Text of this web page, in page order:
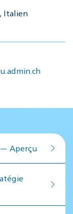
Italien
— Aperçu